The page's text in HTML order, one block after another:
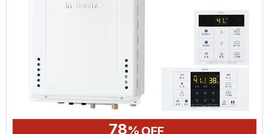
78% OFF